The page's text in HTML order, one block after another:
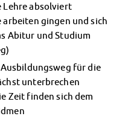
Lehre absolviert
gingen und sich
Abitur und Studium
für die
unterbrechen
Zeit finden sich dem